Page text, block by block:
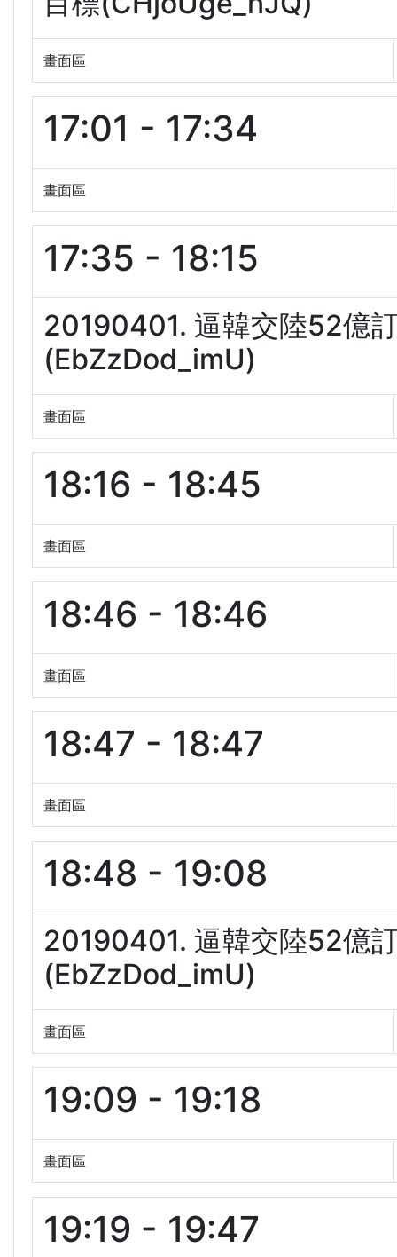
畫面區
17:01 - 17:34
畫面區
17:35 - 18:15
20190401. 逼韓交陸52億
(EbZzDod_imU)
畫面區
18:16 - 18:45
畫面區
18:46 - 18:46
畫面區
18:47 - 18:47
畫面區
18:48 - 19:08
20190401. 逼韓交陸52億
(EbZzDod_imU)
畫面區
19:09 - 19:18
畫面區
19:19 - 19:47